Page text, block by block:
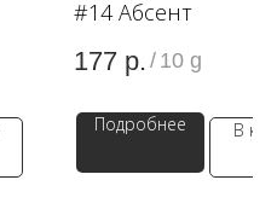
#14 Абсент
177 р. / 10 g
Подробнее В